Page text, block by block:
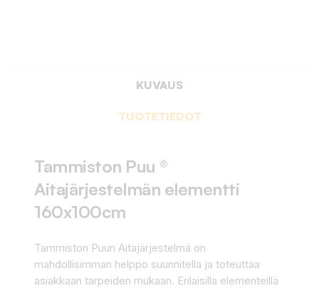
KUVAUS
TUOTETIEDOT
Tammiston Puu ®
Aitajärjestelmän elementti
160x100cm
Tammiston Puun Aitajärjestelmä on
mahdollisimman helppo suunnitella ja toteuttaa
asiakkaan tarpeiden mukaan. Erilaisilla elementeillä